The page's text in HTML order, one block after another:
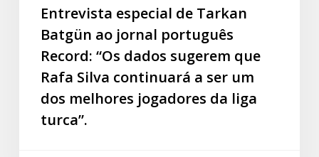
continuará
Entrevista especial de Tarkan
Batgün ao jornal português
Record: “Os dados sugerem que
Rafa Silva continuará a ser um
dos melhores jogadores da liga
turca”.